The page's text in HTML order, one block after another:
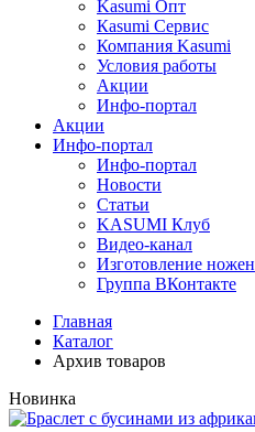
Kasumi Опт
Кasumi Сервис
Компания Kasumi
Условия работы
Акции
Инфо-портал
Акции
Инфо-портал
Инфо-портал
Новости
Статьи
KASUMI Клуб
Видео-канал
Изготовление ножен
Группа ВКонтакте
Главная
Каталог
Архив товаров
Новинка